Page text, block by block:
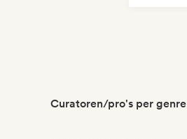
Curatoren/pro's per genre